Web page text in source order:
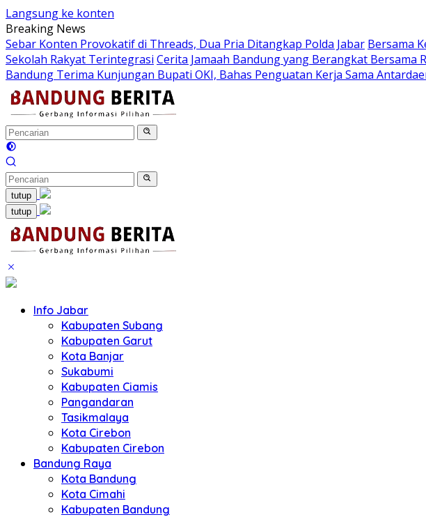
Langsung ke konten
Breaking News
Sebar Konten Provokatif di Threads, Dua Pria Ditangkap Polda Jabar Bersama
Sekolah Rakyat Terintegrasi Cerita Jamaah Bandung yang Berangkat Bersama
Bandung Terima Kunjungan Bupati OKI, Bahas Penguatan Kerja Sama
tutup
tutup
Info Jabar
Kabupaten Subang
Kabupaten Garut
Kota Banjar
Sukabumi
Kabupaten Ciamis
Pangandaran
Tasikmalaya
Kota Cirebon
Kabupaten Cirebon
Bandung Raya
Kota Bandung
Kota Cimahi
Kabupaten Bandung